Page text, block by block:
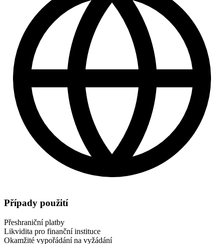
Případy použití
Přeshraniční platby
Likvidita pro finanční instituce
Okamžité vypořádání na vyžádání